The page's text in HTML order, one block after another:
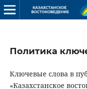
Политика
Ключевые слова в
«Казахстанское